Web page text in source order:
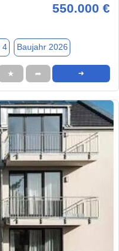
550.000 €
4 Baujahr 2026
★ ➦ ➜